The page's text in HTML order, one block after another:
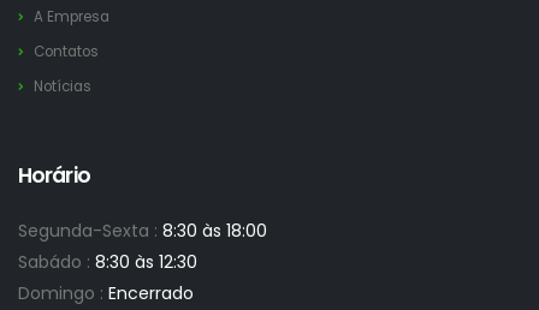
A Empresa
Contatos
Notícias
Horário
Segunda-Sexta : 8:30 às 18:00
Sabádo : 8:30 às 12:30
Domingo : Encerrado